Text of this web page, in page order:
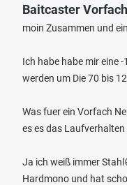
Baitcaster
moin Zusammen und
Ich habe habe mir eine
werden um Die 70 bis
Was fuer ein Vorfach
es es das
Ja ich weiß immer
Hardmono und hat